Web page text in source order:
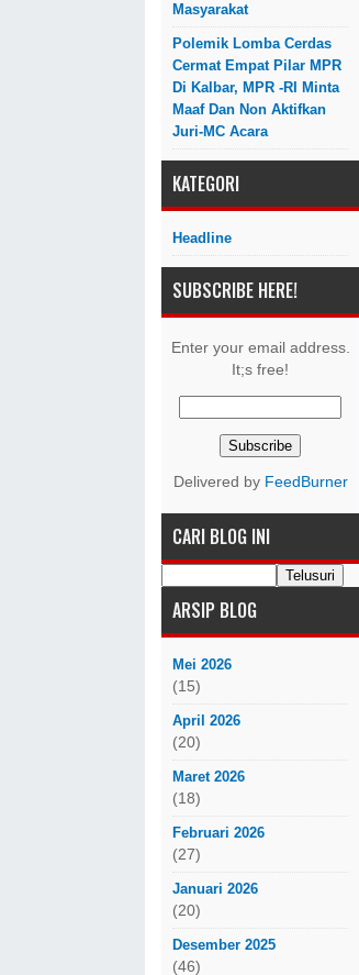
Masyarakat
Polemik Lomba Cerdas
Cermat Empat Pilar MPR
Di Kalbar, MPR -RI Minta
Maaf Dan Non Aktifkan
Juri-MC Acara
KATEGORI
Headline
SUBSCRIBE HERE!
Enter your email address.
It;s free!
Delivered by FeedBurner
CARI BLOG INI
ARSIP BLOG
Mei 2026
(15)
April 2026
(20)
Maret 2026
(18)
Februari 2026
(27)
Januari 2026
(20)
Desember 2025
(46)